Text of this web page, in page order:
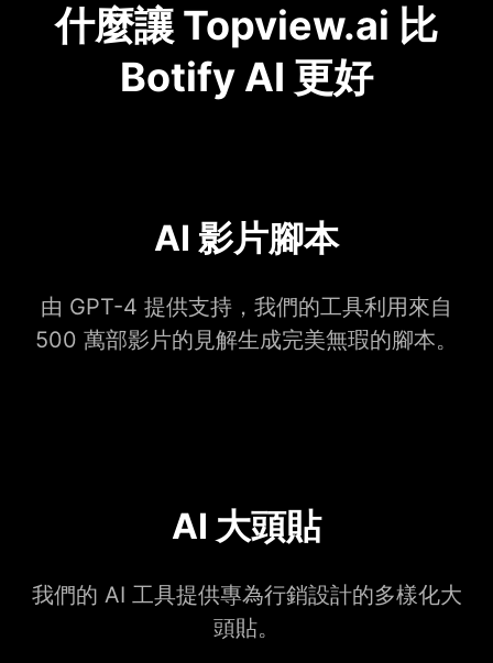
什麼讓 Topview.ai 比
Botify AI 更好
AI 影片腳本
由 GPT-4 提供支持，我們的工具利用來自
500 萬部影片的見解生成完美無瑕的腳本。
AI 大頭貼
我們的 AI 工具提供專為行銷設計的多樣化大
頭貼。